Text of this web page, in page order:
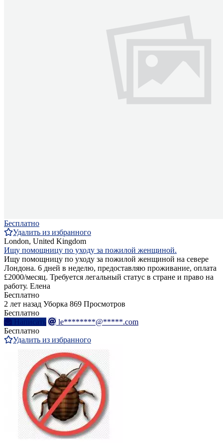
Бесплатно
Удалить из избранного
London, United Kingdom
Ищу помощницу по уходу за пожилой женщиной.
Ищу помощницу по уходу за пожилой женщиной на севере
Лондона. 6 дней в неделю, предоставляю проживание, оплата
£2000/месяц. Требуется легальный статус в стране и право на
работу. Елена
Бесплатно
2 лет назад Уборка 869 Просмотров
Бесплатно
Написать
le********@*****.com
Бесплатно
Удалить из избранного